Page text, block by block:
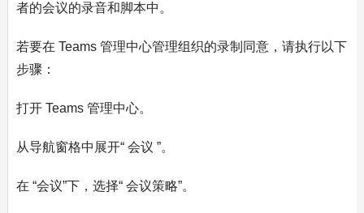
者的会议的录音和脚本中。
若要在 Teams 管理中心管理组织的录制同意，请执行以下
步骤：
打开 Teams 管理中心。
从导航窗格中展开“ 会议 ”。
在 “会议”下，选择“ 会议策略”。